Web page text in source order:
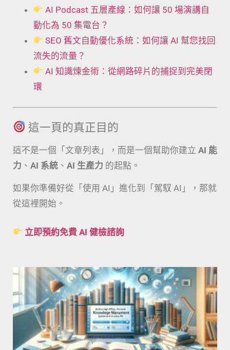
AI Podcast 五層產線：如何讓 50 場演講自
動化為 50 集電台？
SEO 舊文自動優化系統：如何讓 AI 幫您找回
流失的流量？
AI 知識煉金術：從網路碎片的捕捉到完美閉
環
這一頁的真正目的
這不是一個「文章列表」，而是一個幫助你建立 AI 能
力 、 AI 系統 、 AI 生產力 的起點。
如果你準備好從「使用 AI」進化到「駕馭 AI」，那就
從這裡開始。
立即預約免費 AI 健檢諮詢